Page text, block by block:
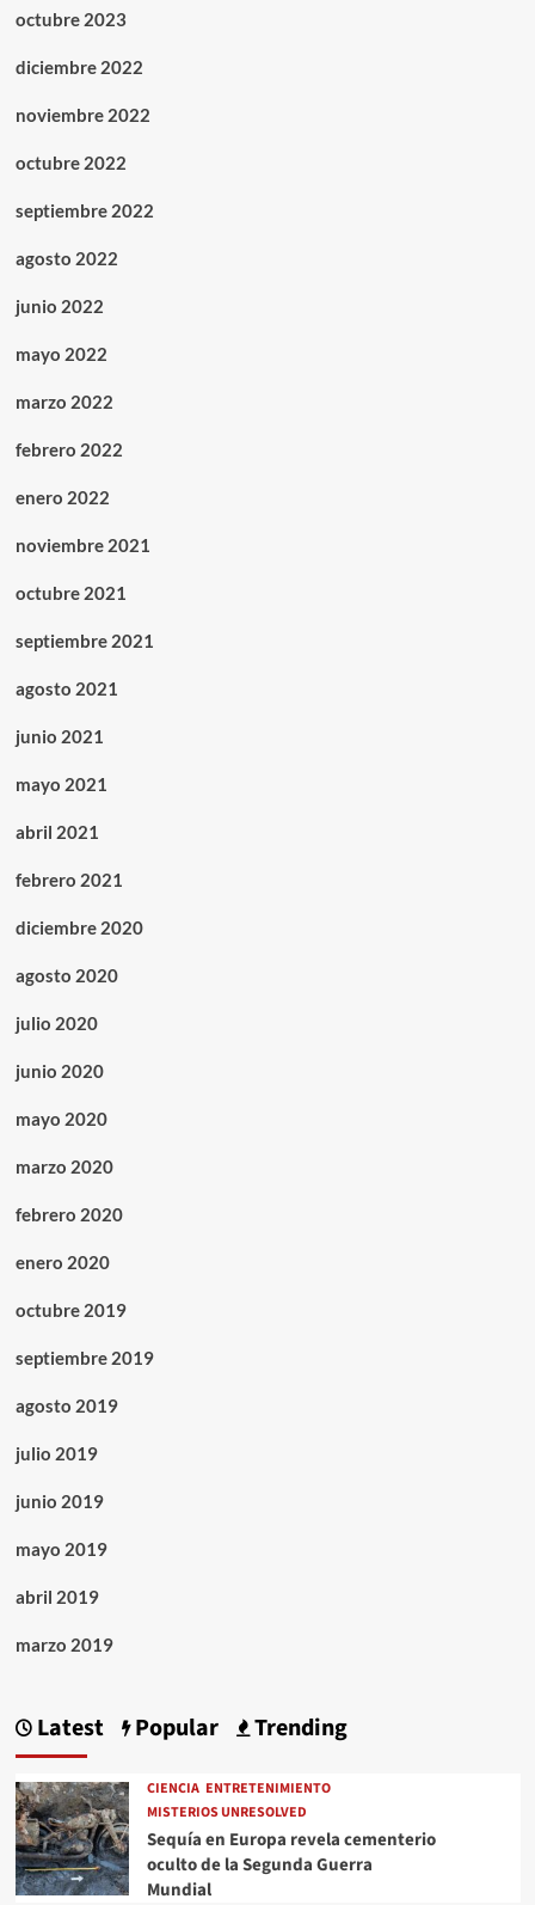
octubre 2023
diciembre 2022
noviembre 2022
octubre 2022
septiembre 2022
agosto 2022
junio 2022
mayo 2022
marzo 2022
febrero 2022
enero 2022
noviembre 2021
octubre 2021
septiembre 2021
agosto 2021
junio 2021
mayo 2021
abril 2021
febrero 2021
diciembre 2020
agosto 2020
julio 2020
junio 2020
mayo 2020
marzo 2020
febrero 2020
enero 2020
octubre 2019
septiembre 2019
agosto 2019
julio 2019
junio 2019
mayo 2019
abril 2019
marzo 2019
Latest Popular Trending
CIENCIA ENTRETENIMIENTO
MISTERIOS UNRESOLVED
Sequía en Europa revela cementerio
oculto de la Segunda Guerra
Mundial